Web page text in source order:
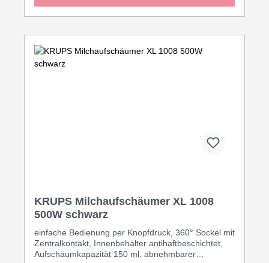
KRUPS Milchaufschäumer XL 1008
500W schwarz
einfache Bedienung per Knopfdruck, 360° Sockel mit
Zentralkontakt, Innenbehälter antihaftbeschichtet,
Aufschäumkapazität 150 ml, abnehmbarer